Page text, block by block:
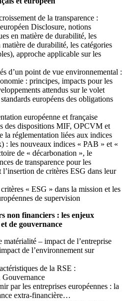
de la transparence :
Disclosure, notions
en matière de durabilité, les
de durabilité, les catégories
approche applicable sur les
d’un point de vue environnemental :
: principes, impacts pour les
attendus sur le volet
européens des obligations
européenne et française
des dispositions MIF, OPCVM et
la réglementation liées aux indices
: les nouveaux indices « PAB » et «
de « décarbonation », le
de transparence pour les
de critères ESG dans leur
« ESG » dans la mission et les
de supervision
non financiers : les enjeux
de gouvernance
– impact de l’entreprise
de l’environnement sur
de la RSE :
par les entreprises européennes : la
extra-financière…